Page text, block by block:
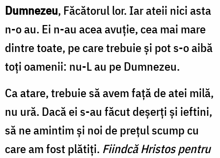
Dumnezeu, Făcătorul lor. Iar ateii nici asta
n-o au. Ei n-au acea avuţie, cea mai mare
dintre toate, pe care trebuie şi pot s-o aibă
toţi oamenii: nu-L au pe Dumnezeu.
Ca atare, trebuie să avem faţă de atei milă,
nu ură. Dacă ei s-au făcut deşerţi şi ieftini,
să ne amintim şi noi de preţul scump cu
care am fost plătiţi. Fiindcă Hristos pentru